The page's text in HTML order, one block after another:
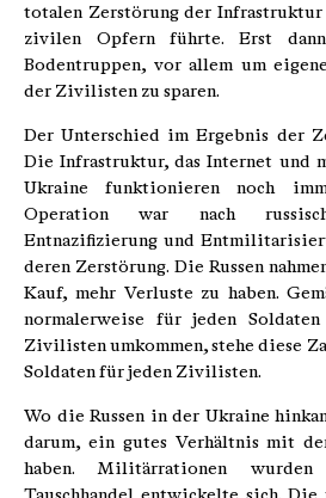
totalen Zerstörung der Infrastruktur
zivi­len Opfern führte. Erst
Bodentruppen, vor allem um
der Zivilisten zu sparen.
Der Unterschied im Ergebnis der
Die Infrastruktur, das Internet und
Ukraine funktionieren noch
Operation war nach
Entnazifizierung und
deren Zer­störung. Die Russen
Kauf, mehr Verluste zu haben.
normalerweise für jeden
Zivilisten umkommen, stehe diese
Soldaten für jeden Zivilisten.
Wo die Russen in der Ukraine
darum, ein gutes Verhältnis mit
haben. Militärrationen